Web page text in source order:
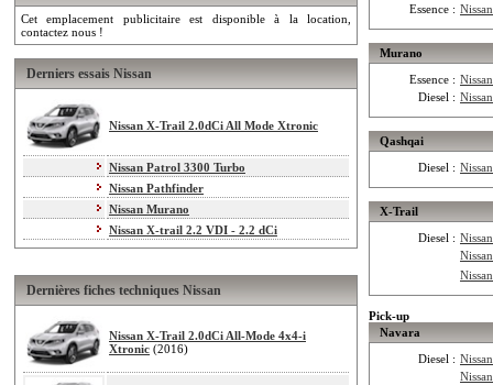
Cet emplacement publicitaire est disponible à la location,
contactez nous !
Derniers essais Nissan
Nissan X-Trail 2.0dCi All Mode Xtronic
Nissan Patrol 3300 Turbo
Nissan Pathfinder
Nissan Murano
Nissan X-trail 2.2 VDI - 2.2 dCi
Dernières fiches techniques Nissan
Nissan X-Trail 2.0dCi All-Mode 4x4-i
Xtronic (2016)
Essence :
Murano
Essence :
Diesel :
Qashqai
Diesel :
X-Trail
Diesel :
Pick-up
Navara
Diesel :